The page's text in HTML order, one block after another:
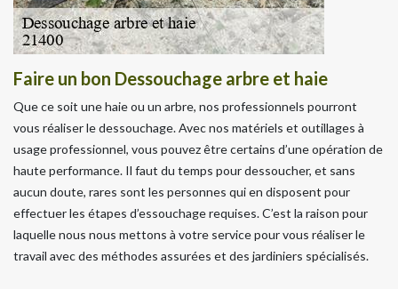
Faire un bon Dessouchage arbre et haie
Que ce soit une haie ou un arbre, nos professionnels pourront
vous réaliser le dessouchage. Avec nos matériels et outillages à
usage professionnel, vous pouvez être certains d’une opération de
haute performance. Il faut du temps pour dessoucher, et sans
aucun doute, rares sont les personnes qui en disposent pour
effectuer les étapes d’essouchage requises. C’est la raison pour
laquelle nous nous mettons à votre service pour vous réaliser le
travail avec des méthodes assurées et des jardiniers spécialisés.